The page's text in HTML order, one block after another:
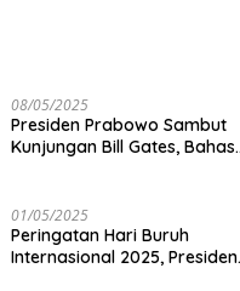
08/05/2025
Presiden Prabowo Sambut
Kunjungan Bill Gates, Bahas
Pertanian di Indonesia
01/05/2025
Peringatan Hari Buruh
Internasional 2025, Presiden